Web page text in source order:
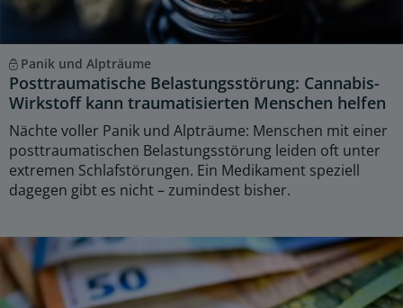
Panik und Alpträume
Posttraumatische Belastungsstörung: Cannabis-
Wirkstoff kann traumatisierten Menschen helfen
Nächte voller Panik und Alpträume: Menschen mit einer
posttraumatischen Belastungsstörung leiden oft unter
extremen Schlafstörungen. Ein Medikament speziell
dagegen gibt es nicht – zumindest bisher.